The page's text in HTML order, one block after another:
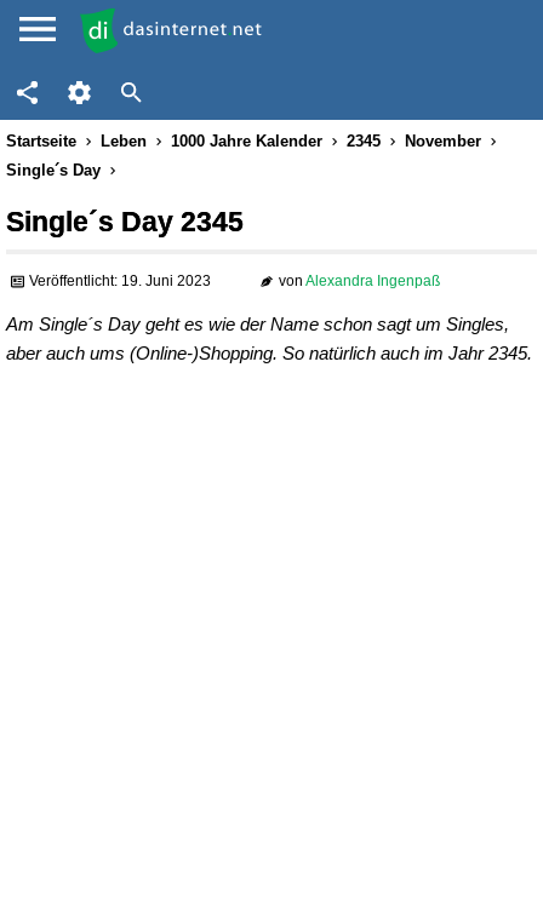
Startseite Leben 1000 Jahre Kalender 2345
November
Single´s Day
Single´s Day 2345
Veröffentlicht: 19. Juni 2023 von Alexandra Ingenpaß
Am Single´s Day geht es wie der Name schon sagt um Singles,
aber auch ums (Online-)Shopping. So natürlich auch im Jahr 2345.